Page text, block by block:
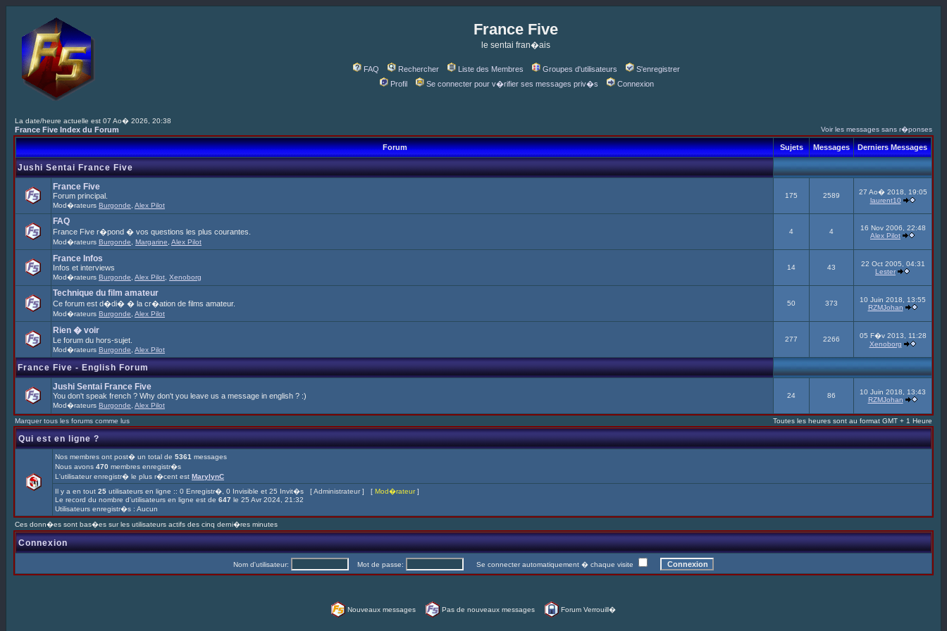
France Five
le sentai fran�ais
FAQ Rechercher Liste des Membres Groupes d'utilisateurs
S'enregistrer
Profil
Se connecter pour v�rifier ses messages priv�s Connexion
La date/heure actuelle est 07 Ao� 2026, 20:38
France Five Index du Forum Voir les messages sans r�ponses
Forum Sujets Messages Derniers Messages
Jushi Sentai France Five
France Five
Forum principal.
Mod�rateurs Burgonde Alex Pilot
175 2589
27 Ao� 2018, 19:05
laurent10
FAQ
France Five r�pond � vos questions les plus courantes.
Mod�rateurs Burgonde Margarine Alex Pilot
4 4
16 Nov 2006, 22:48
Alex Pilot
France Infos
Infos et interviews
Mod�rateurs Burgonde Alex Pilot Xenoborg
14 43
22 Oct 2005, 04:31
Lester
Technique du film amateur
Ce forum est d�di� � la cr�ation de films amateur.
Mod�rateurs Burgonde Alex Pilot
50 373
10 Juin 2018, 13:55
RZMJohan
Rien � voir
Le forum du hors-sujet.
Mod�rateurs Burgonde Alex Pilot
277 2266
05 F�v 2013, 11:28
Xenoborg
France Five - English Forum
Jushi Sentai France Five
You don't speak french ? Why don't you leave us a message in english ? :)
Mod�rateurs Burgonde Alex Pilot
24 86
10 Juin 2018, 13:43
RZMJohan
Marquer tous les forums comme lus Toutes les heures sont au format GMT + 1 Heure
Qui est en ligne ?
Nos membres ont post� un total de 5361 messages
Nous avons 470 membres enregistr�s
L'utilisateur enregistr� le plus r�cent est MarylynC
Il y a en tout 25 utilisateurs en ligne :: 0 Enregistr�, 0 Invisible et 25 Invit�s [Administrateur] [ Mod�rateur]
Le record du nombre d'utilisateurs en ligne est de 647 le 25 Avr 2024, 21:32
Utilisateurs enregistr�s : Aucun
Ces donn�es sont bas�es sur les utilisateurs actifs des cinq derni�res minutes
Connexion
Nom d'utilisateur: Mot de passe: Se connecter automatiquement � chaque visite
Nouveaux messages Pas de nouveaux messages Forum Verrouill�